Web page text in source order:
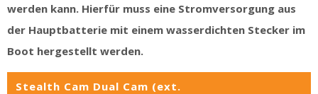
werden kann. Hierfür muss eine Stromversorgung aus
der Hauptbatterie mit einem wasserdichten Stecker im
Boot hergestellt werden.
Stealth Cam Dual Cam (ext.